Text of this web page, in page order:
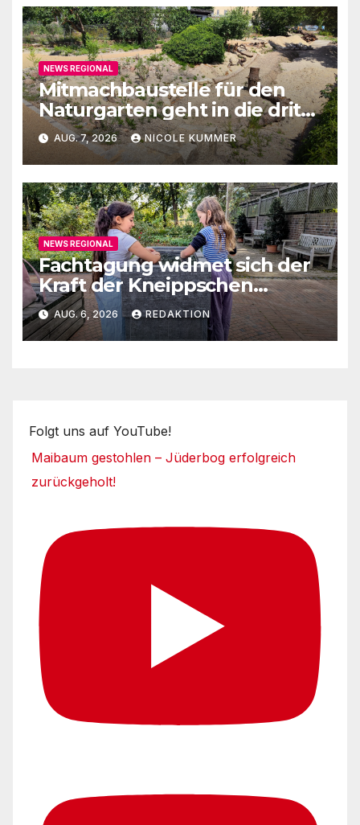
NEWS REGIONAL
Mitmachbaustelle für den
Naturgarten geht in die dritte
Runde
AUG. 7, 2026 NICOLE KUMMER
NEWS REGIONAL
Fachtagung widmet sich der
Kraft der Kneippschen
Elemente
AUG. 6, 2026 REDAKTION
Folgt uns auf YouTube!
Maibaum gestohlen – Jüderbog erfolgreich
zurückgeholt!